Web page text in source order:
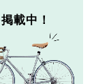
載中！